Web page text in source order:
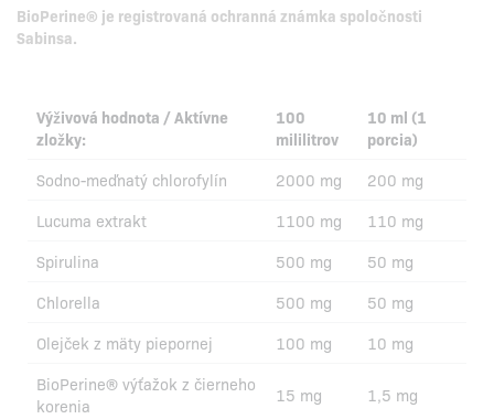
BioPerine® je registrovaná ochranná známka spoločnosti
Sabinsa.
Výživová hodnota / Aktívne
zložky:
100
mililitrov
10 ml (1
porcia)
Sodno-meďnatý chlorofylín
2000 mg
200 mg
Lucuma extrakt
1100 mg
110 mg
Spirulina
500 mg
50 mg
Chlorella
500 mg
50 mg
Olejček z mäty piepornej
100 mg
10 mg
BioPerine® výťažok z čierneho
korenia
15 mg 1,5 mg